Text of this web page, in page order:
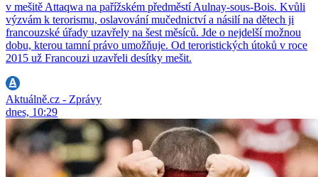
v mešitě Attaqwa na pařížském předměstí Aulnay-sous-Bois. Kvůli
výzvám k terorismu, oslavování mučednictví a násilí na dětech ji
francouzské úřady uzavřely na šest měsíců. Jde o nejdelší možnou
dobu, kterou tamní právo umožňuje. Od teroristických útoků v roce
2015 už Francouzi uzavřeli desítky mešit.
Aktuálně.cz - Zprávy
dnes, 10:29